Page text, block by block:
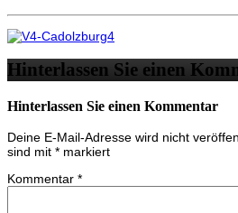
Hinterlassen Sie einen
Hinterlassen Sie einen Kommentar
Deine E-Mail-Adresse wird nicht
sind mit * markiert
Kommentar *